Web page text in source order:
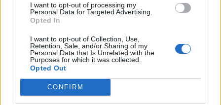
I want to opt-out of processing my
Personal Data for Targeted Advertising.
Opted In
I want to opt-out of Collection, Use,
Retention, Sale, and/or Sharing of my
Personal Data that Is Unrelated with the
Purposes for which it was collected.
Opted Out
CONFIRM